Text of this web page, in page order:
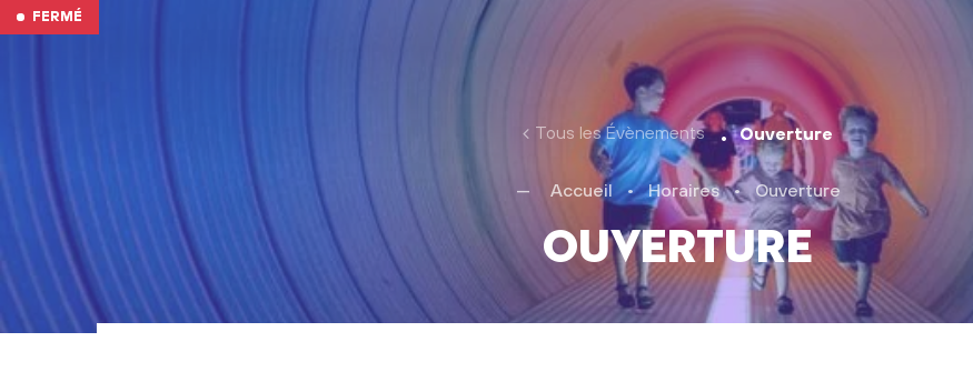
Aller au contenu
FERMÉ
Tous les Évènements Ouverture
Ouverture
Accueil • Horaires • Ouverture